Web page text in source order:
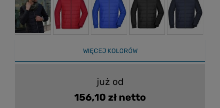
WIĘCEJ KOLORÓW
już od
156,10 zł netto